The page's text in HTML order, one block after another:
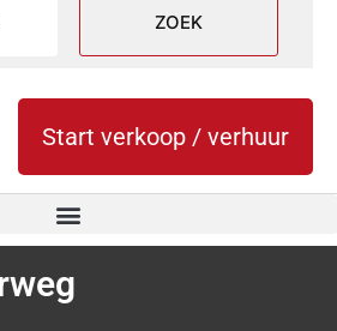
Start verkoop / verhuur